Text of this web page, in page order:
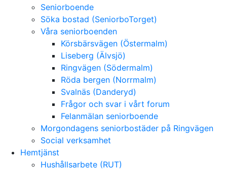
Seniorboende
Söka bostad (SeniorboTorget)
Våra seniorboenden
Körsbärsvägen (Östermalm)
Liseberg (Älvsjö)
Ringvägen (Södermalm)
Röda bergen (Norrmalm)
Svalnäs (Danderyd)
Frågor och svar i vårt forum
Felanmälan seniorboende
Morgondagens seniorbostäder på Ringvägen
Social verksamhet
Hemtjänst
Hushållsarbete (RUT)